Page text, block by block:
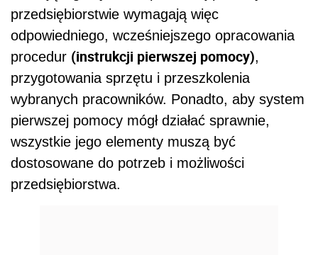
przedsiębiorstwie wymagają więc
odpowiedniego, wcześniejszego opracowania
procedur (instrukcji pierwszej pomocy),
przygotowania sprzętu i przeszkolenia
wybranych pracowników. Ponadto, aby system
pierwszej pomocy mógł działać sprawnie,
wszystkie jego elementy muszą być
dostosowane do potrzeb i możliwości
przedsiębiorstwa.